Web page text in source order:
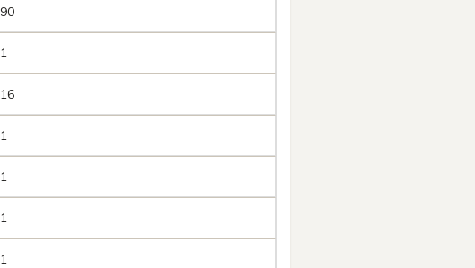
90
1
16
1
1
1
1